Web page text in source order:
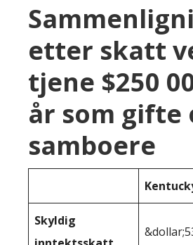
etter skatt
tjene $250
år som gifte
samboere
Skyldig